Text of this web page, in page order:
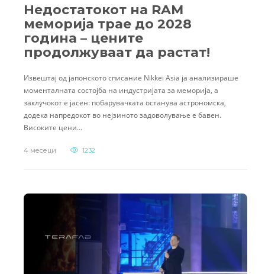
Недостатокот на RAM
меморија трае до 2028
година – цените
продолжуваат да растат!
Извештај од јапонското списание Nikkei Asia ја анализираше
моменталната состојба на индустријата за меморија, а
заклучокот е јасен: побарувачката останува астрономска,
додека напредокот во нејзиното задоволување е бавен.
Високите цени…
4 месеци 1232